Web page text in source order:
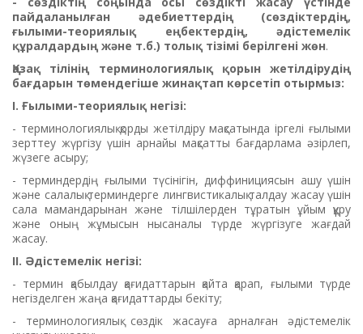
пайдаланылған әдебиеттердің (сөздіктердің,
ғылыми-теориялық еңбектердің, әдістемелік
құралдардың және т.б.) толық тізімі берілгені жөн.
Қазақ тілінің терминологиялық қорын жетілдірудің
бағдарын төмендегіше жинақтап көрсетіп отырмыз:
І. Ғылыми-теориялық негізі:
- терминологиялық қорды жетілдіру мақсатында іргелі ғылыми
зерттеу жүргізу үшін арнайы мақсатты бағдарлама әзірлеп,
жүзеге асыру;
- терминдердің ғылыми түсінігін, диффинициясын ашу үшін
және салалық терминдерге лингвистикалық талдау жасау үшін
сала мамандарынан және тілшілерден тұратын ұйым құру
және оның жұмысын нысаналы түрде жүргізуге жағдай
жасау.
ІІ. Әдістемелік негізі:
- термин қабылдау қағидаттарын қайта қарап, ғылыми түрде
негізделген жаңа қағидаттарды бекіту;
- терминологиялық сөздік жасауға арналған әдістемелік